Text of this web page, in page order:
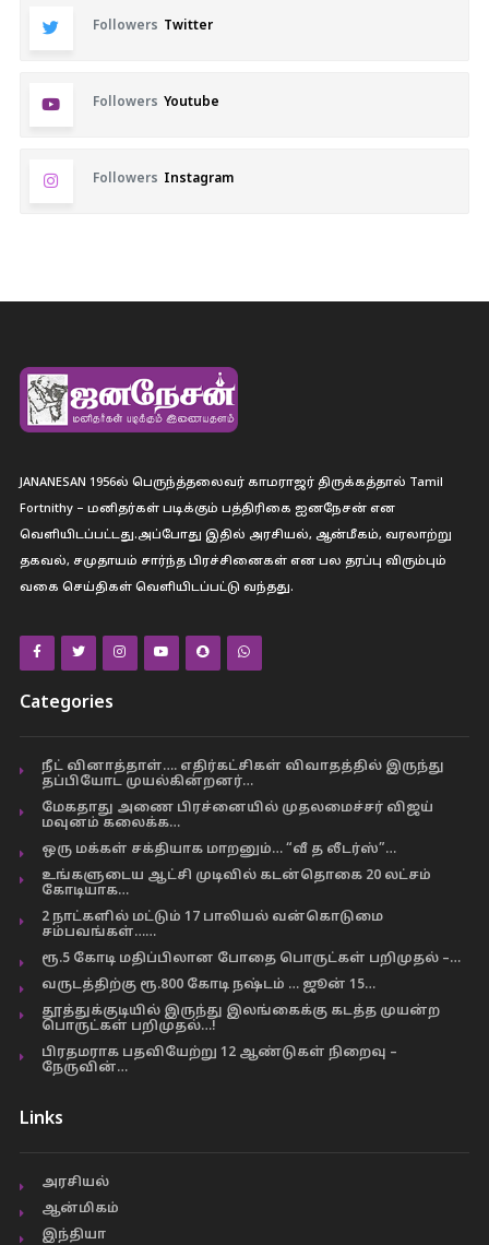
Followers Twitter
Followers Youtube
Followers Instagram
JANANESAN 1956ல் பெருந்த்தலைவர் காமராஜர் திருக்கத்தால் Tamil
Fortnithy – மனிதர்கள் படிக்கும் பத்திரிகை ஐனநேசன் என
வெளியிடப்பட்டது.அப்போது இதில் அரசியல், ஆன்மீகம், வரலாற்று
தகவல், சமுதாயம் சார்ந்த பிரச்சினைகள் என பல தரப்பு விரும்பும்
வகை செய்திகள் வெளியிடப்பட்டு வந்தது.
Categories
நீட் வினாத்தாள்…. எதிர்கட்சிகள் விவாதத்தில் இருந்து
தப்பியோட முயல்கின்றனர்…
மேகதாது அணை பிரச்னையில் முதலமைச்சர் விஜய்
மவுனம் கலைக்க…
ஒரு மக்கள் சக்தியாக மாறனும்… “வீ த லீடர்ஸ்”…
உங்களுடைய ஆட்சி முடிவில் கடன்தொகை 20 லட்சம்
கோடியாக…
2 நாட்களில் மட்டும் 17 பாலியல் வன்கொடுமை
சம்பவங்கள்……
ரூ.5 கோடி மதிப்பிலான போதை பொருட்கள் பறிமுதல் –…
வருடத்திற்கு ரூ.800 கோடி நஷ்டம் … ஜூன் 15…
தூத்துக்குடியில் இருந்து இலங்கைக்கு கடத்த முயன்ற
பொருட்கள் பறிமுதல்…!
பிரதமராக பதவியேற்று 12 ஆண்டுகள் நிறைவு –
நேருவின்…
Links
அரசியல்
ஆன்மிகம்
இந்தியா